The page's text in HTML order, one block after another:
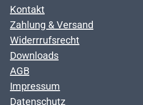
Kontakt
Zahlung & Versand
Widerrrufsrecht
Downloads
AGB
Impressum
Datenschutz